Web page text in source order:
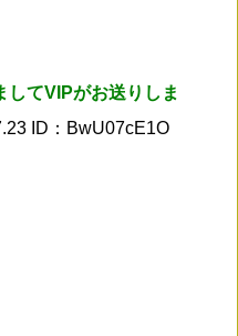
してVIPがお送りしま
ID：BwU07cE1O